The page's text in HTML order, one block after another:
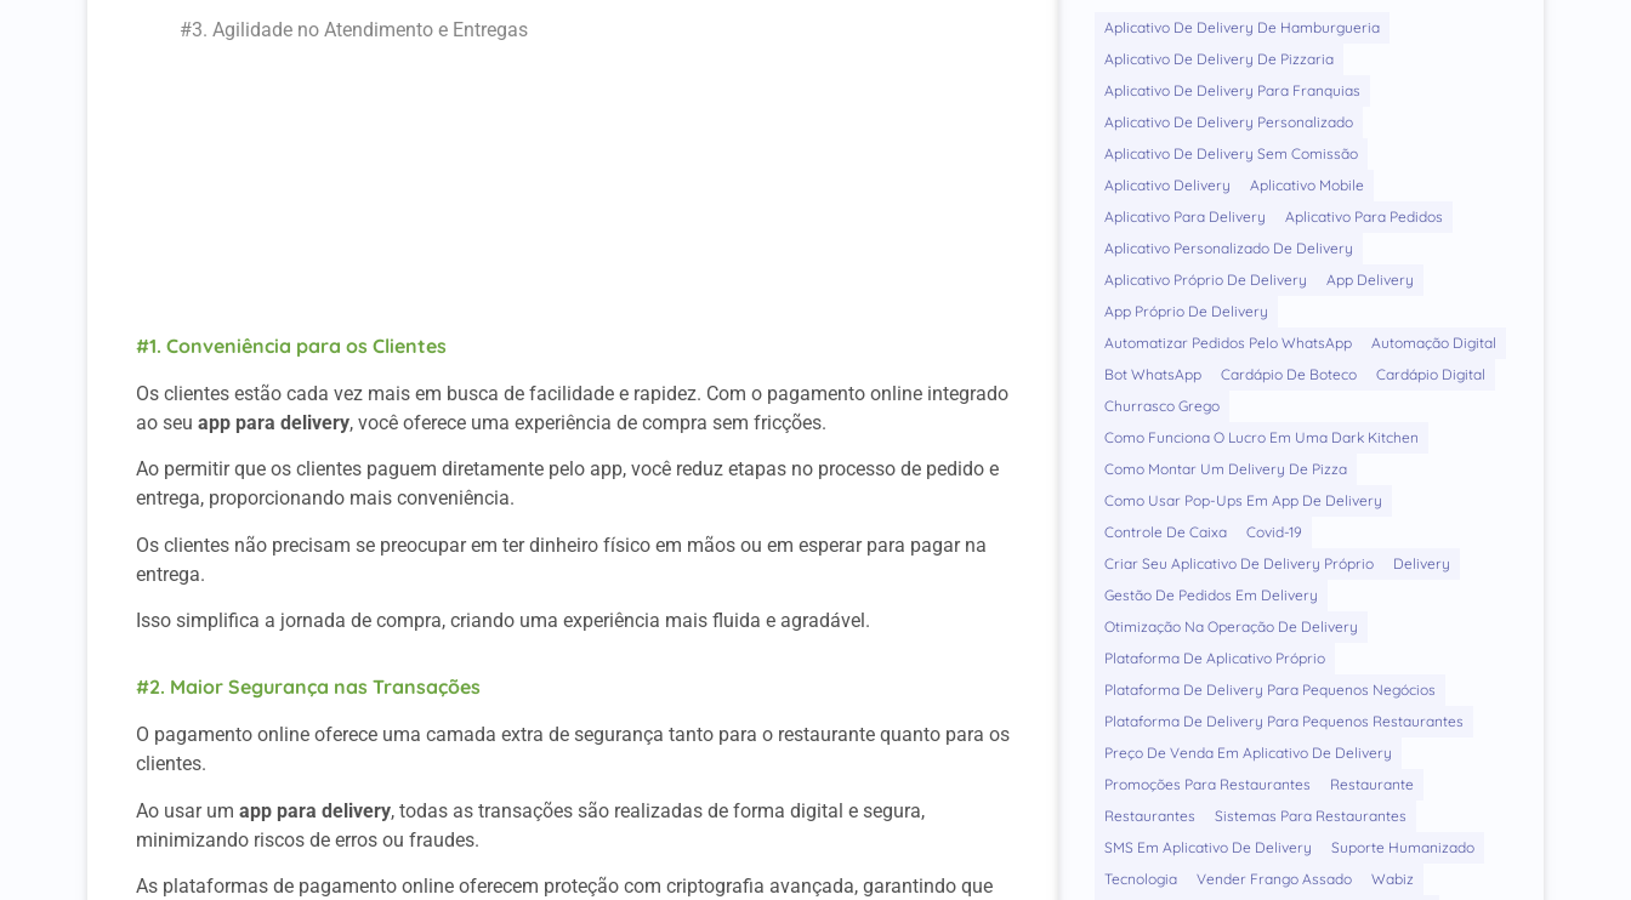
#3. Agilidade no Atendimento e Entregas
#1. Conveniência para os Clientes
Os clientes estão cada vez mais em busca de facilidade e rapidez. Com o pagamento online integrado
ao seu app para delivery, você oferece uma experiência de compra sem fricções.
Ao permitir que os clientes paguem diretamente pelo app, você reduz etapas no processo de pedido e
entrega, proporcionando mais conveniência.
Os clientes não precisam se preocupar em ter dinheiro físico em mãos ou em esperar para pagar na
entrega.
Isso simplifica a jornada de compra, criando uma experiência mais fluida e agradável.
#2. Maior Segurança nas Transações
O pagamento online oferece uma camada extra de segurança tanto para o restaurante quanto para os
clientes.
Ao usar um app para delivery, todas as transações são realizadas de forma digital e segura,
minimizando riscos de erros ou fraudes.
As plataformas de pagamento online oferecem proteção com criptografia avançada, garantindo que
Aplicativo De Delivery De Hamburgueria
Aplicativo De Delivery De Pizzaria
Aplicativo De Delivery Para Franquias
Aplicativo De Delivery Personalizado
Aplicativo De Delivery Sem Comissão
Aplicativo Delivery
Aplicativo Mobile
Aplicativo Para Delivery
Aplicativo Para Pedidos
Aplicativo Personalizado De Delivery
Aplicativo Próprio De Delivery
App Delivery
App Próprio De Delivery
Automatizar Pedidos Pelo WhatsApp
Automação Digital
Bot WhatsApp
Cardápio De Boteco
Cardápio Digital
Churrasco Grego
Como Funciona O Lucro Em Uma Dark Kitchen
Como Montar Um Delivery De Pizza
Como Usar Pop-Ups Em App De Delivery
Controle De Caixa
Covid-19
Criar Seu Aplicativo De Delivery Próprio
Delivery
Gestão De Pedidos Em Delivery
Otimização Na Operação De Delivery
Plataforma De Aplicativo Próprio
Plataforma De Delivery Para Pequenos Negócios
Plataforma De Delivery Para Pequenos Restaurantes
Preço De Venda Em Aplicativo De Delivery
Promoções Para Restaurantes
Restaurante
Restaurantes
Sistemas Para Restaurantes
SMS Em Aplicativo De Delivery
Suporte Humanizado
Tecnologia
Vender Frango Assado
Wabiz